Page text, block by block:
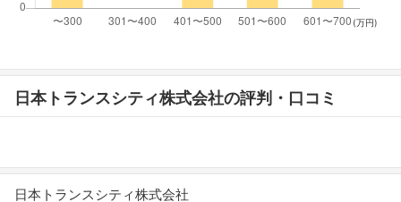
(万円)
日本トランスシティ株式会社の評判・口コミ
日本トランスシティ株式会社